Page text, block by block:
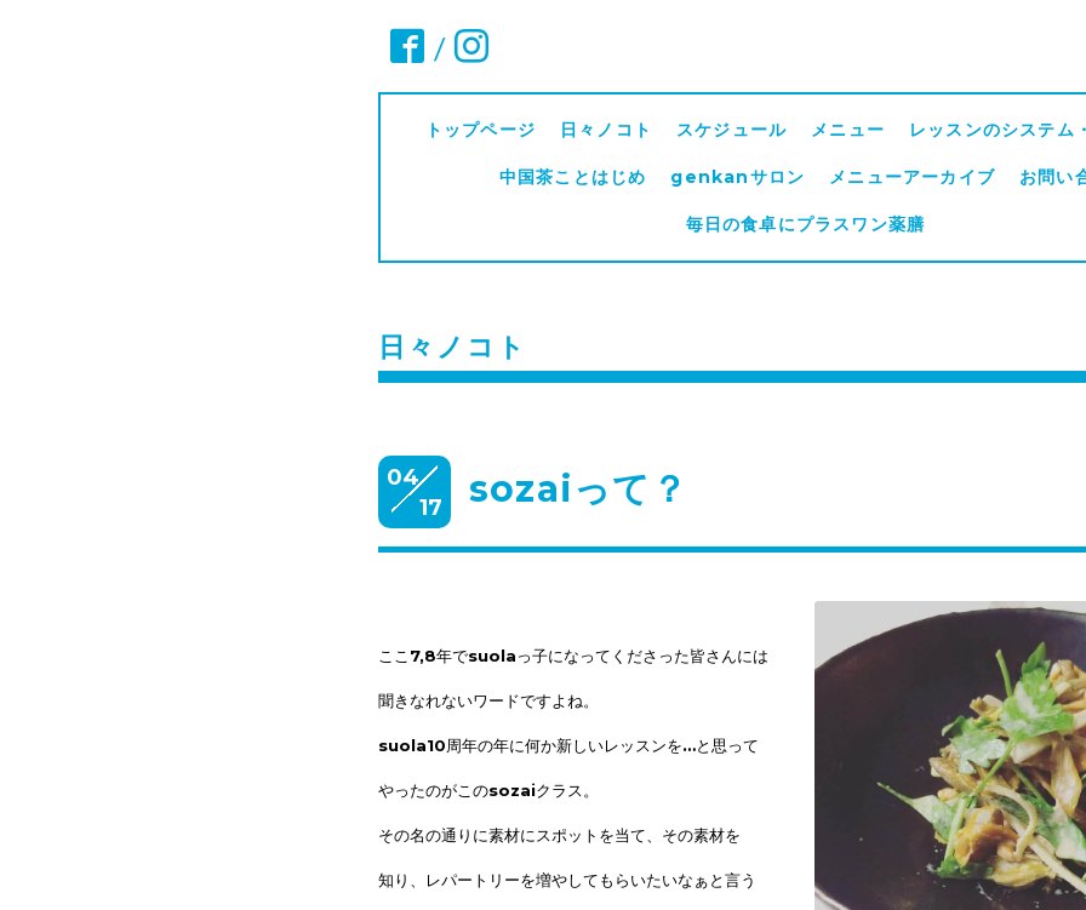
/
トップページ 日々ノコト スケジュール メニュー レッスンのシステム
中国茶ことはじめ genkanサロン メニューアーカイブ お問い
毎日の食卓にプラスワン薬膳
日々ノコト
04
17
sozaiって？
ここ7,8年でsuolaっ子になってくださった皆さんには
聞きなれないワードですよね。
suola10周年の年に何か新しいレッスンを…と思って
やったのがこのsozaiクラス。
その名の通りに素材にスポットを当て、 その素材を
知り、 レパートリーを増やしてもらいたいなぁと言う